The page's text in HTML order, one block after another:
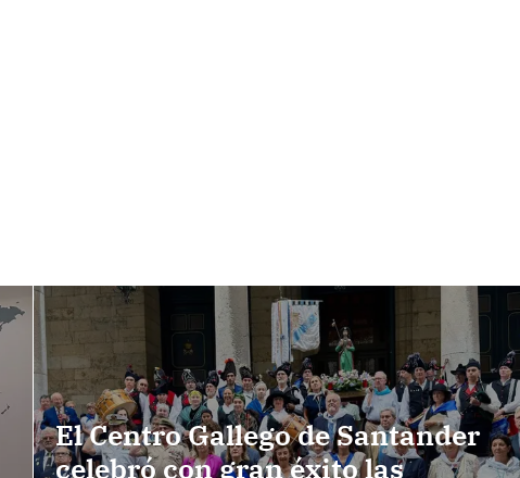
El Centro Gallego de Santander
celebró con gran éxito las